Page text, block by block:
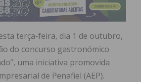
terça-feira, dia 1 de outubro,
do concurso gastronómico
uma iniciativa promovida
de Penafiel (AEP).